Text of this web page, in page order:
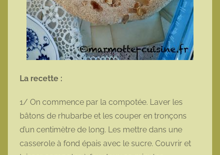
La recette :
1/ On commence par la compotée. Laver les
bâtons de rhubarbe et les couper en tronçons
d’un centimètre de long. Les mettre dans une
casserole à fond épais avec le sucre. Couvrir et